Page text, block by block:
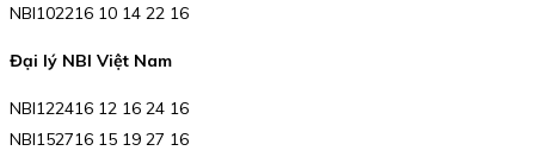
NBI102216 10 14 22 16
Đại lý NBI Việt Nam
NBI122416 12 16 24 16
NBI152716 15 19 27 16